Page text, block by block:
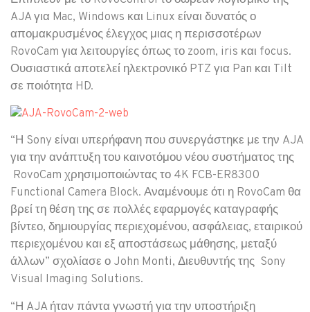
AJA για Mac, Windows και Linux είναι δυνατός ο
απομακρυσμένος έλεγχος μιας η περισσοτέρων
RovoCam για λειτουργίες όπως το zoom, iris και focus.
Ουσιαστικά αποτελεί ηλεκτρονικό PTZ για Pan και Tilt
σε ποιότητα HD.
“Η Sony είναι υπερήφανη που συνεργάστηκε με την AJA
για την ανάπτυξη του καινοτόμου νέου συστήματος της
RovoCam χρησιμοποιώντας το 4K FCB-ER8300
Functional Camera Block. Αναμένουμε ότι η RovoCam θα
βρεί τη θέση της σε πολλές εφαρμογές καταγραφής
βίντεο, δημιουργίας περιεχομένου, ασφάλειας, εταιρικού
περιεχομένου και εξ αποστάσεως μάθησης, μεταξύ
άλλων” σχολίασε ο John Monti, Διευθυντής της Sony
Visual Imaging Solutions.
“Η AJA ήταν πάντα γνωστή για την υποστήριξη